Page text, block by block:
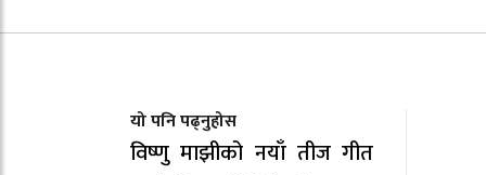
यो पनि पढ्नुहोस
विष्णु माझीको नयाँ तीज गीत